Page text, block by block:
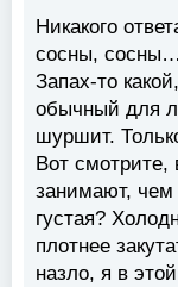
Никакого
сосны,
Запах-то
обычный для
шуршит.
Вот смотрите,
занимают, чем
густая?
плотнее
назло, я в